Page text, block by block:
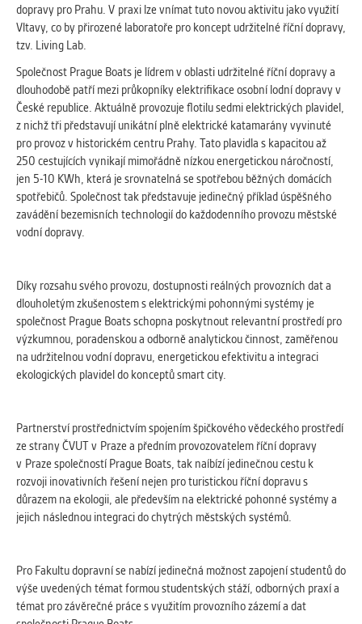
dopravy pro Prahu. V praxi lze vnímat tuto novou aktivitu jako využití
Vltavy, co by přirozené laboratoře pro koncept udržitelné říční dopravy,
tzv. Living Lab.
Společnost Prague Boats je lídrem v oblasti udržitelné říční dopravy a
dlouhodobě patří mezi průkopníky elektrifikace osobní lodní dopravy v
České republice. Aktuálně provozuje flotilu sedmi elektrických plavidel,
z nichž tři představují unikátní plně elektrické katamarány vyvinuté
pro provoz v historickém centru Prahy. Tato plavidla s kapacitou až
250 cestujících vynikají mimořádně nízkou energetickou náročností,
jen 5-10 KWh, která je srovnatelná se spotřebou běžných domácích
spotřebičů. Společnost tak představuje jedinečný příklad úspěšného
zavádění bezemisních technologií do každodenního provozu městské
vodní dopravy.
Díky rozsahu svého provozu, dostupnosti reálných provozních dat a
dlouholetým zkušenostem s elektrickými pohonnými systémy je
společnost Prague Boats schopna poskytnout relevantní prostředí pro
výzkumnou, poradenskou a odborně analytickou činnost, zaměřenou
na udržitelnou vodní dopravu, energetickou efektivitu a integraci
ekologických plavidel do konceptů smart city.
Partnerství prostřednictvím spojením špičkového vědeckého prostředí
ze strany ČVUT v Praze a předním provozovatelem říční dopravy
v Praze společností Prague Boats, tak naíbízí jedinečnou cestu k
rozvoji inovativních řešení nejen pro turistickou říční dopravu s
důrazem na ekologii, ale především na elektrické pohonné systémy a
jejich následnou integraci do chytrých městských systémů.
Pro Fakultu dopravní se nabízí jedinečná možnost zapojení studentů do
výše uvedených témat formou studentských stáží, odborných praxí a
témat pro závěrečné práce s využitím provozního zázemí a dat